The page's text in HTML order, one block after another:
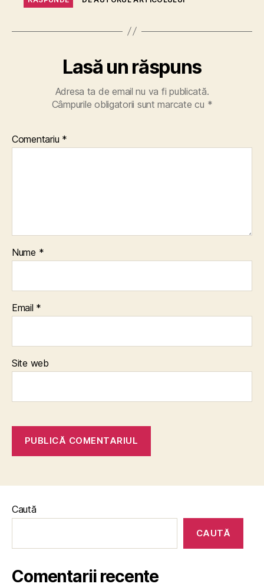
Lasă un răspuns
Adresa ta de email nu va fi publicată.
Câmpurile obligatorii sunt marcate cu *
Comentariu *
Nume *
Email *
Site web
Caută
CAUTĂ
Comentarii recente